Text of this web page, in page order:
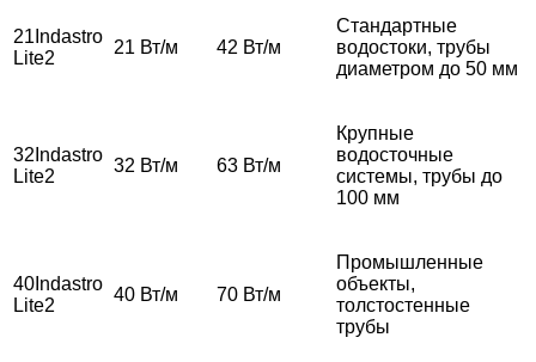
21Indastro
Lite2
21 Вт/м 42 Вт/м
Стандартные
водостоки, трубы
диаметром до 50 мм
32Indastro
Lite2
32 Вт/м 63 Вт/м
Крупные
водосточные
системы, трубы до
100 мм
40Indastro
Lite2
40 Вт/м 70 Вт/м
Промышленные
объекты,
толстостенные
трубы